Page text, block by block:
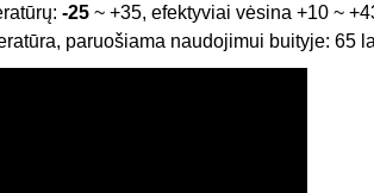
-25 ~ +35, efektyviai vėsina +10 ~
paruošiama naudojimui buityje: 65